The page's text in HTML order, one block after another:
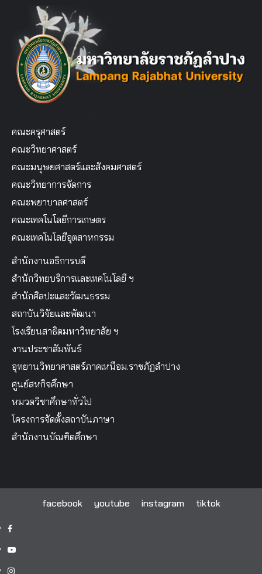
คณะครุศาสตร์
คณะวิทยาศาสตร์
คณะมนุษยศาสตร์และสังคมศาสตร์
คณะวิทยาการจัดการ
คณะพยาบาลศาสตร์
คณะเทคโนโลยีการเกษตร
คณะเทคโนโลยีอุตสาหกรรม
สำนักงานอธิการบดี
สำนักวิทยบริการและเทคโนโลยี ฯ
สำนักศิลปะและวัฒนธรรม
สถาบันวิจัยและพัฒนา
โรงเรียนสาธิตมหาวิทยาลัย ฯ
งานประชาสัมพันธ์
อุทยานวิทยาศาสตร์ภาคเหนือม.ราชภัฏลำปาง
ศูนย์สหกิจศึกษา
หมวดวิชาศึกษาทั่วไป
โครงการจัดตั้งสถาบันภาษา
สำนักงานบัณฑิตศึกษา
facebook youtube instagram tiktok
facebook
youtube
instagram